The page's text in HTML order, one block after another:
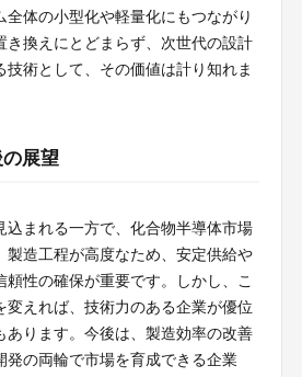
全体の小型化や軽量化にもつながり
き換えにとどまらず、次世代の設計
技術として、その価値は計り知れま
展望
込まれる一方で、化合物半導体市場
製造工程が高度なため、安定供給や
頼性の確保が重要です。しかし、こ
変えれば、技術力のある企業が優位
あります。今後は、製造効率の改善
発の両輪で市場を育成できる企業